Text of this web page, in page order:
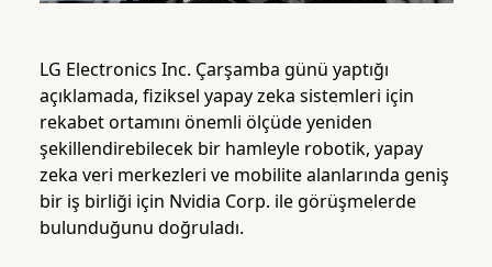
LG Electronics Inc. Çarşamba günü yaptığı
açıklamada, fiziksel yapay zeka sistemleri için
rekabet ortamını önemli ölçüde yeniden
şekillendirebilecek bir hamleyle robotik, yapay
zeka veri merkezleri ve mobilite alanlarında geniş
bir iş birliği için Nvidia Corp. ile görüşmelerde
bulunduğunu doğruladı.